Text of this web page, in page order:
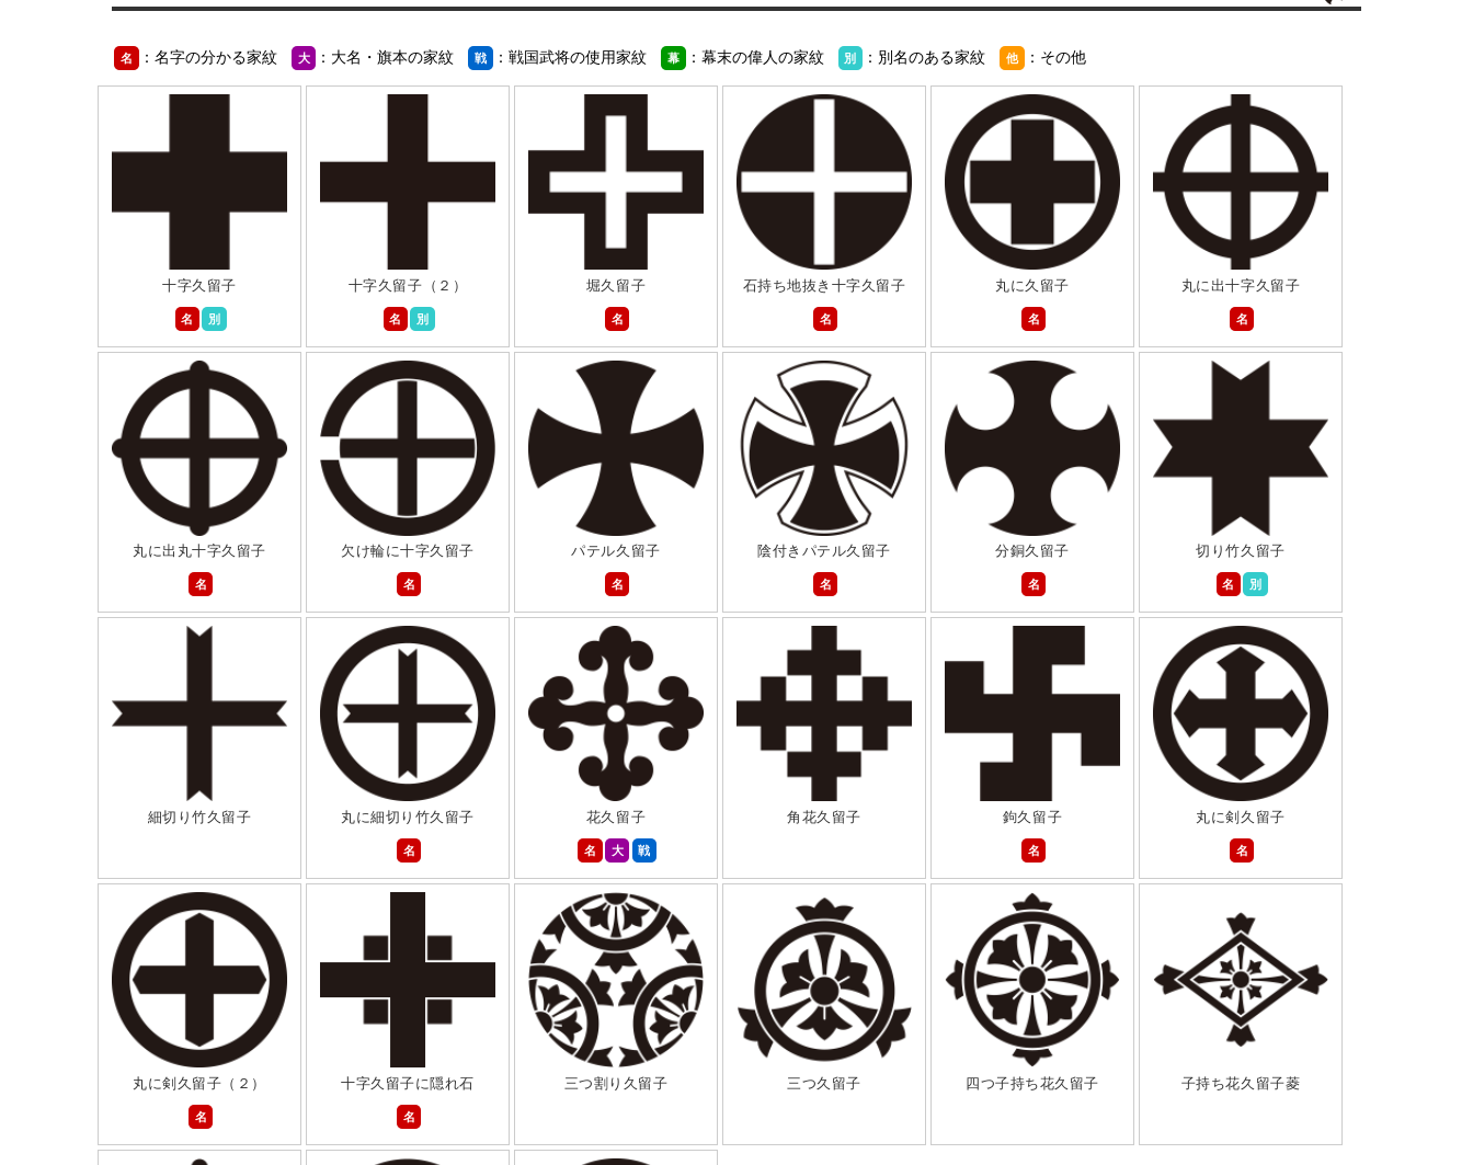
名 ：名字の分かる家紋 大 ：大名・旗本の家紋 戦 ：戦国武将の使用家紋 幕 ：幕末の偉人の家紋 別 ：別名のある家紋 他 ：その他
十字久留子
名
別
十字久留子（２）
名
別
堀久留子
名
石持ち地抜き十字久留子
名
丸に久留子
名
丸に出十字久留子
名
丸に出丸十字久留子
名
欠け輪に十字久留子
名
パテル久留子
名
陰付きパテル久留子
名
分銅久留子
名
切り竹久留子
名
別
細切り竹久留子
丸に細切り竹久留子
名
花久留子
名
大 戦
角花久留子
鉤久留子
名
丸に剣久留子
名
丸に剣久留子（２）
名
十字久留子に隠れ石
名
三つ割り久留子 三つ久留子 四つ子持ち花久留子 子持ち花久留子菱